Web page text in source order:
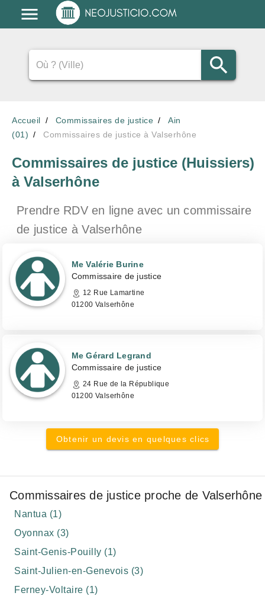
Accueil Commissaires de justice
Ain
(01)
Commissaires de justice à Valserhône
Commissaires de justice (Huissiers)
à Valserhône
Prendre RDV en ligne avec un commissaire
de justice à Valserhône
Me Valérie Burine
Commissaire de justice
12 Rue Lamartine
01200 Valserhône
Me Gérard Legrand
Commissaire de justice
24 Rue de la République
01200 Valserhône
Obtenir un devis en quelques clics
Commissaires de justice proche de Valserhône
Nantua (1)
Oyonnax (3)
Saint-Genis-Pouilly (1)
Saint-Julien-en-Genevois (3)
Ferney-Voltaire (1)